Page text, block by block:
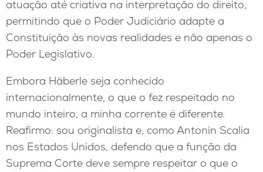
atuação até criativa na interpretação do direito,
permitindo que o Poder Judiciário adapte a
Constituição às novas realidades e não apenas o
Poder Legislativo.
Embora Häberle seja conhecido
internacionalmente, o que o fez respeitado no
mundo inteiro, a minha corrente é diferente.
Reafirmo: sou originalista e, como Antonin Scalia
nos Estados Unidos, defendo que a função da
Suprema Corte deve sempre respeitar o que o